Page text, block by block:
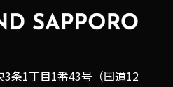
条1丁目1番43号（国道12